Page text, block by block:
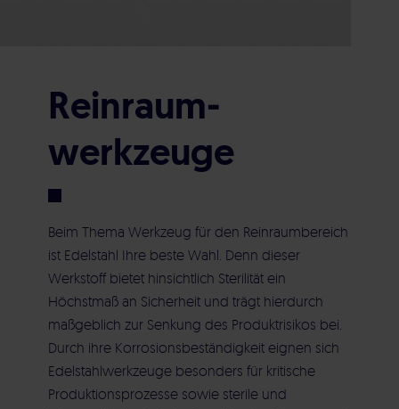
Strömungsvisualisierung
Reinraumausstattung & Edelstahlprodukte
Bauleitung & Construction Management
(CM)
Inbetriebnahme
Reinraumausstattung
Reinraumwerkzeuge
Sauerstoffreduzierter Lagerschrank
PDS PHARMA 4.0
Service & Kontakt
Impressum Datenschutz
Reinraum­
werkzeuge
Beim Thema Werkzeug für den Reinraumbereich
ist Edelstahl Ihre beste Wahl. Denn dieser
Werkstoff bietet hinsichtlich Sterilität ein
Höchstmaß an Sicherheit und trägt hierdurch
maßgeblich zur Senkung des Produktrisikos bei.
Durch ihre Korrosionsbeständigkeit eignen sich
Edelstahlwerkzeuge besonders für kritische
Produktionsprozesse sowie sterile und